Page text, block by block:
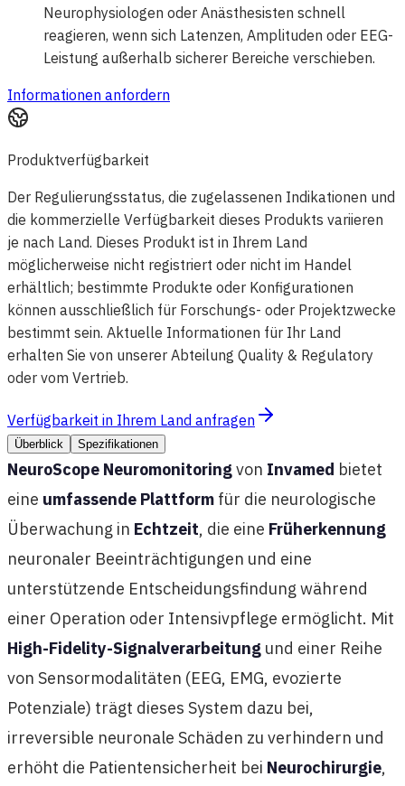
Neurophysiologen oder Anästhesisten schnell
reagieren, wenn sich Latenzen, Amplituden oder EEG-
Leistung außerhalb sicherer Bereiche verschieben.
Informationen anfordern
Produktverfügbarkeit
Der Regulierungsstatus, die zugelassenen Indikationen und
die kommerzielle Verfügbarkeit dieses Produkts variieren
je nach Land. Dieses Produkt ist in Ihrem Land
möglicherweise nicht registriert oder nicht im Handel
erhältlich; bestimmte Produkte oder Konfigurationen
können ausschließlich für Forschungs- oder Projektzwecke
bestimmt sein. Aktuelle Informationen für Ihr Land
erhalten Sie von unserer Abteilung Quality & Regulatory
oder vom Vertrieb.
Verfügbarkeit in Ihrem Land anfragen
Überblick Spezifikationen
NeuroScope Neuromonitoringvon Invamed bietet
eine umfassende Plattform für die neurologische
Überwachung in Echtzeit, die eine Früherkennung
neuronaler Beeinträchtigungen und eine
unterstützende Entscheidungsfindung während
einer Operation oder Intensivpflege ermöglicht. Mit
High-Fidelity-Signalverarbeitung und einer Reihe
von Sensormodalitäten (EEG, EMG, evozierte
Potenziale) trägt dieses System dazu bei,
irreversible neuronale Schäden zu verhindern und
erhöht die Patientensicherheit bei Neurochirurgie,